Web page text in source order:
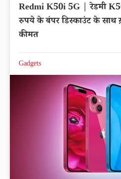
Redmi K50i 5G | रेडमी
रुपये के बंपर डिस्काउंट के साथ
कीमत
Gadgets